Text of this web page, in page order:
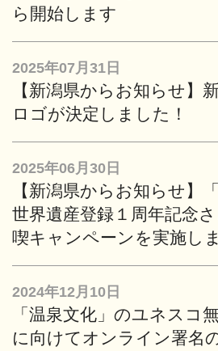
ら開始します
2025年07月31日
【新潟県からお知らせ】
ロゴが決定しました！
2025年06月30日
【新潟県からお知らせ】
世界遺産登録１周年記念
喫キャンペーンを実施しま
2024年12月10日
「温泉文化」のユネスコ
に向けてオンライン署名